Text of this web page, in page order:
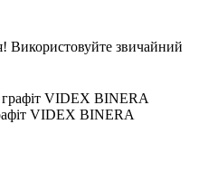
Використовуйте звичайний
VIDEX BINERA